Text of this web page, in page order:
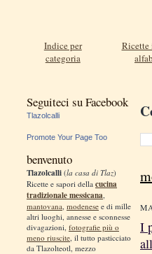
Indice per
categoria
Ricette
Seguiteci su Facebook
Tlazolcalli
Promote Your Page Too
benvenuto
Tlazolcalli (la casa di Tlaz)
Ricette e sapori della cucina
tradizionale messicana
mantovana modenese e di mille
altri luoghi, annesse e sconnesse
divagazioni, fotografie più o
meno riuscite , il tutto pasticciato
da Tlazolteotl, mezzo
I